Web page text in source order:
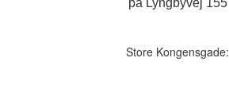
Store Kongensgade: